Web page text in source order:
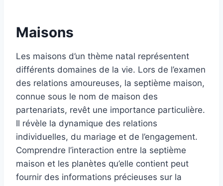
Maisons
Les maisons d’un thème natal représentent
différents domaines de la vie. Lors de l’examen
des relations amoureuses, la septième maison,
connue sous le nom de maison des
partenariats, revêt une importance particulière.
Il révèle la dynamique des relations
individuelles, du mariage et de l’engagement.
Comprendre l’interaction entre la septième
maison et les planètes qu’elle contient peut
fournir des informations précieuses sur la